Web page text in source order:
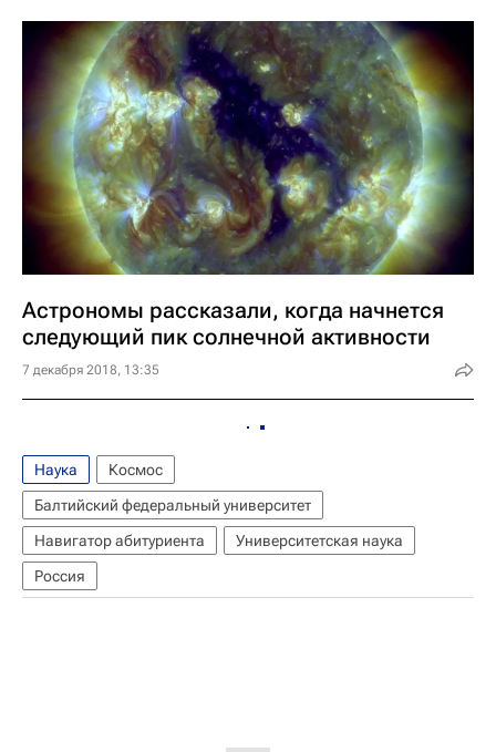
Астрономы рассказали, когда начнется
следующий пик солнечной активности
7 декабря 2018, 13:35
Наука
Космос
Балтийский федеральный университет
Навигатор абитуриента
Университетская наука
Россия